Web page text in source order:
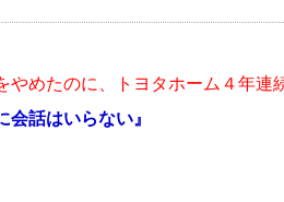
メージ戦略(77)
次もあなたにお願いしたいと思われる「
社長の口ぐせ経営哲学(100)
賢い社長の「
やめたのに、トヨタホーム４年連
会話はいらない』